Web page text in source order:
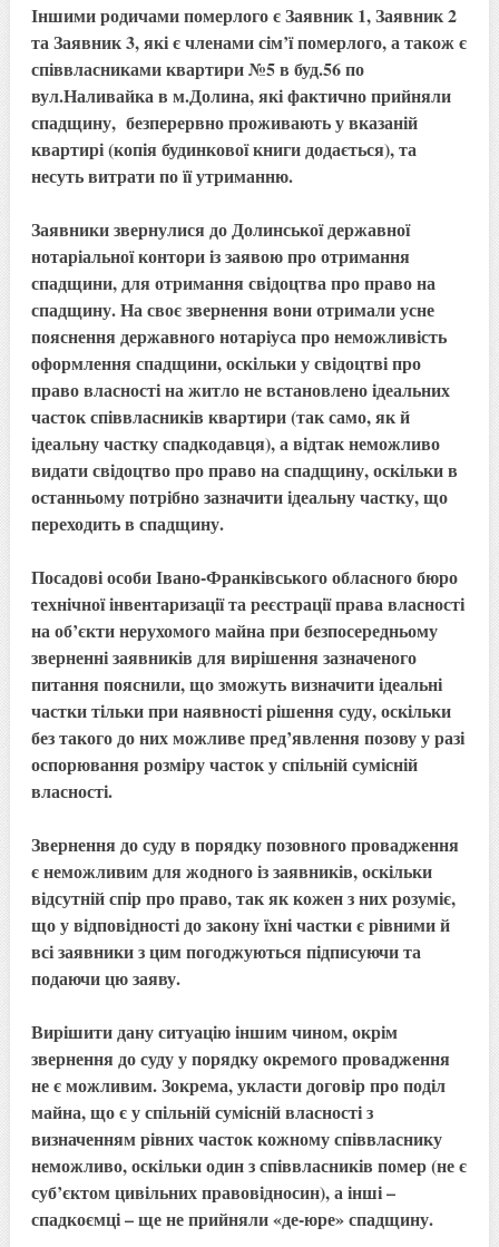
Іншими родичами померлого є Заявник 1, Заявник 2
та Заявник 3, які є членами сім’ї померлого, а також є
співвласниками квартири №5 в буд.56 по
вул.Наливайка в м.Долина, які фактично прийняли
спадщину, безперервно проживають у вказаній
квартирі (копія будинкової книги додається), та
несуть витрати по її утриманню.
Заявники звернулися до Долинської державної
нотаріальної контори із заявою про отримання
спадщини, для отримання свідоцтва про право на
спадщину. На своє звернення вони отримали усне
пояснення державного нотаріуса про неможливість
оформлення спадщини, оскільки у свідоцтві про
право власності на житло не встановлено ідеальних
часток співвласників квартири (так само, як й
ідеальну частку спадкодавця), а відтак неможливо
видати свідоцтво про право на спадщину, оскільки в
останньому потрібно зазначити ідеальну частку, що
переходить в спадщину.
Посадові особи Івано-Франківського обласного бюро
технічної інвентаризації та реєстрації права власності
на об’єкти нерухомого майна при безпосередньому
зверненні заявників для вирішення зазначеного
питання пояснили, що зможуть визначити ідеальні
частки тільки при наявності рішення суду, оскільки
без такого до них можливе пред’явлення позову у разі
оспорювання розміру часток у спільній сумісній
власності.
Звернення до суду в порядку позовного провадження
є неможливим для жодного із заявників, оскільки
відсутній спір про право, так як кожен з них розуміє,
що у відповідності до закону їхні частки є рівними й
всі заявники з цим погоджуються підписуючи та
подаючи цю заяву.
Вирішити дану ситуацію іншим чином, окрім
звернення до суду у порядку окремого провадження
не є можливим. Зокрема, укласти договір про поділ
майна, що є у спільній сумісній власності з
визначенням рівних часток кожному співвласнику
неможливо, оскільки один з співвласників помер (не є
суб’єктом цивільних правовідносин), а інші –
спадкоємці – ще не прийняли «де-юре» спадщину.